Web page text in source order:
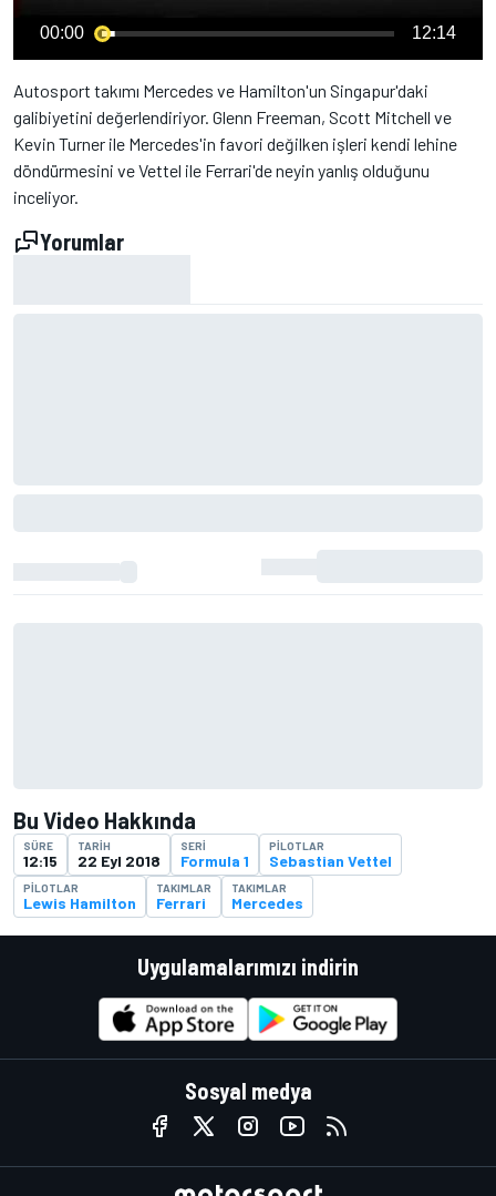
00:00 12:14
Autosport takımı Mercedes ve Hamilton'un Singapur'daki
galibiyetini değerlendiriyor. Glenn Freeman, Scott Mitchell ve
Kevin Turner ile Mercedes'in favori değilken işleri kendi lehine
döndürmesini ve Vettel ile Ferrari'de neyin yanlış olduğunu
inceliyor.
Yorumlar
Bu Video Hakkında
SÜRE
12:15
TARIH
22 Eyl 2018
SERI
Formula 1
PILOTLAR
Sebastian Vettel
PILOTLAR
Lewis Hamilton
TAKIMLAR
Ferrari
TAKIMLAR
Mercedes
Uygulamalarımızı indirin
Sosyal medya